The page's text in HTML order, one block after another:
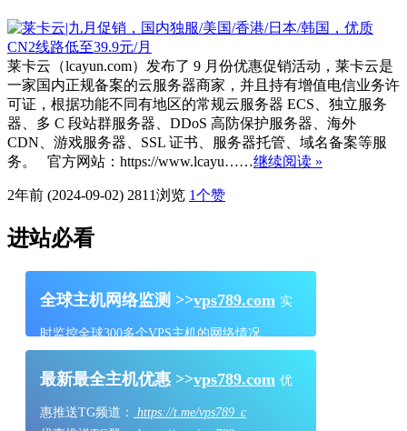
莱卡云（lcayun.com）发布了 9 月份优惠促销活动，莱卡云是
一家国内正规备案的云服务器商家，并且持有增值电信业务许
可证，根据功能不同有地区的常规云服务器 ECS、独立服务
器、多 C 段站群服务器、DDoS 高防保护服务器、海外
CDN、游戏服务器、SSL 证书、服务器托管、域名备案等服
务。 官方网站：https://www.lcayu……继续阅读 »
2年前 (2024-09-02) 2811浏览 1个赞
进站必看
全球主机网络监测 >>vps789.com 实
时监控全球300多个VPS主机的网络情况
最新最全主机优惠 >>vps789.com 优
惠推送TG频道：
https://t.me/vps789_c